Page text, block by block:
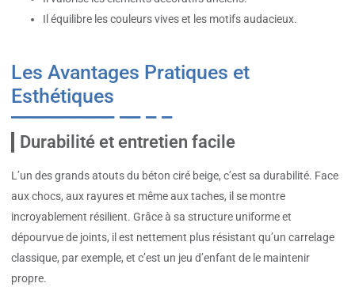
Il équilibre les couleurs vives et les motifs audacieux.
Les Avantages Pratiques et
Esthétiques
Durabilité et entretien facile
L’un des grands atouts du béton ciré beige, c’est sa durabilité. Face
aux chocs, aux rayures et même aux taches, il se montre
incroyablement résilient. Grâce à sa structure uniforme et
dépourvue de joints, il est nettement plus résistant qu’un carrelage
classique, par exemple, et c’est un jeu d’enfant de le maintenir
propre.